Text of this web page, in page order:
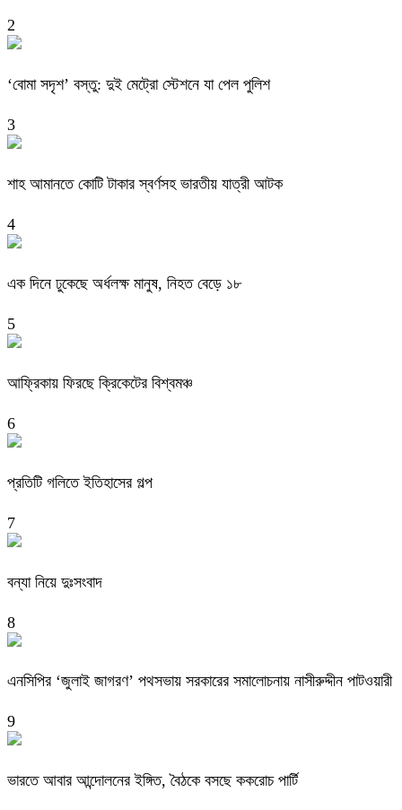
2
‘বোমা সদৃশ’ বস্তু: দুই মেট্রো স্টেশনে যা পেল পুলিশ
3
শাহ আমানতে কোটি টাকার স্বর্ণসহ ভারতীয় যাত্রী আটক
4
এক দিনে ঢুকেছে অর্ধলক্ষ মানুষ, নিহত বেড়ে ১৮
5
আফ্রিকায় ফিরছে ক্রিকেটের বিশ্বমঞ্চ
6
প্রতিটি গলিতে ইতিহাসের গল্প
7
বন্যা নিয়ে দুঃসংবাদ
8
এনসিপির ‘জুলাই জাগরণ’ পথসভায় সরকারের সমালোচনায় নাসীরুদ্দীন পাটওয়ারী
9
ভারতে আবার আন্দোলনের ইঙ্গিত, বৈঠকে বসছে ককরোচ পার্টি